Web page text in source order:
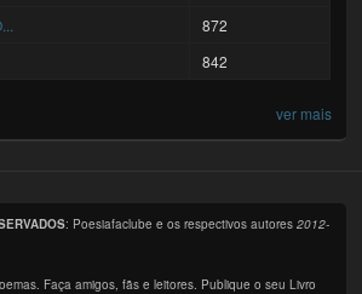
872
842
ver mais
: Poesiafaclube e os respectivos autores2012-
Faça amigos, fãs e leitores. Publique o seu Livro